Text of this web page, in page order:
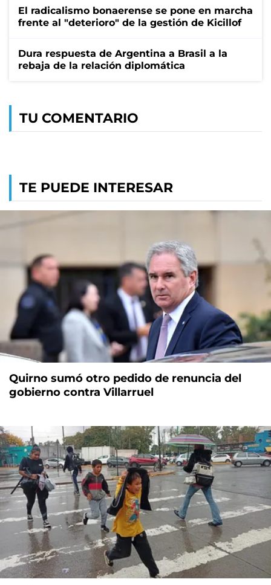
El radicalismo bonaerense se pone en marcha
frente al "deterioro" de la gestión de Kicillof
Dura respuesta de Argentina a Brasil a la
rebaja de la relación diplomática
TU COMENTARIO
TE PUEDE INTERESAR
Quirno sumó otro pedido de renuncia del
gobierno contra Villarruel